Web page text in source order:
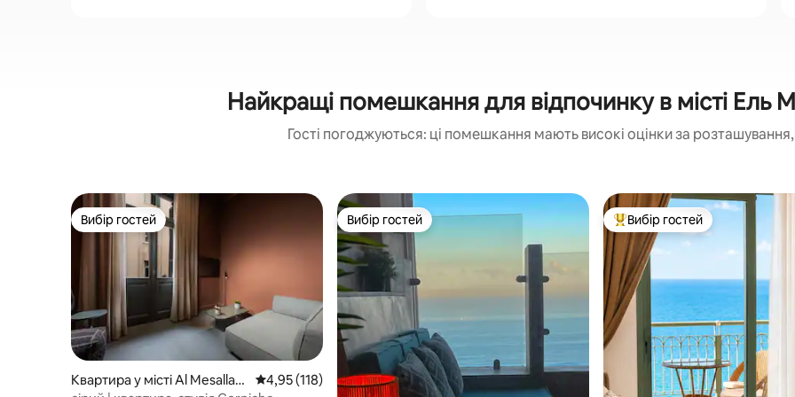
Найкращі помешкання для відпочинку в місті Ель
Гості погоджуються: ці помешкання мають високі оцінки за
Вибір гостей
Вибір гостей
Квартира у місті Al Mesallah
Середня оцінка: 4,95 з 5, відгуки: 118
4,95 (118)
Вибір гостей
Вибір гостей Топ вибір гостей
Вибір гостей